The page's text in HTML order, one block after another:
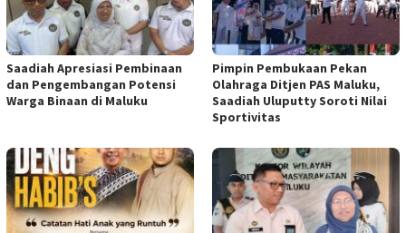
Saadiah Apresiasi Pembinaan
dan Pengembangan Potensi
Warga Binaan di Maluku
Pimpin Pembukaan Pekan
Olahraga Ditjen PAS Maluku,
Saadiah Uluputty Soroti Nilai
Sportivitas